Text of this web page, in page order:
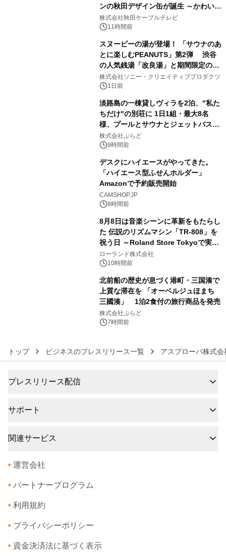
ンの秋田デザイン缶が誕生 ～かわいい
秋田犬の子犬と秋田の四季と名所を巡
るパッケージ～ 9月1日(火)秋田県内で
株式会社秋田ケーブルテレビ
11時間前
スヌーピーの湯が登場！ 「サウナのあ
とに楽しむPEANUTS」第2弾 渋谷
の人気銭湯「改良湯」と期間限定のコ
ラボレーション サウナイキタイコラ
ボグッズも発売決定！
株式会社ソニー・クリエイティブプロダクツ
1日前
淡路島の一棟貸しヴィラを2泊、"私た
ちだけ"の別荘に 1日1組・最大8名
様、プールとサウナとジェットバス付
きで Villa Mon Temps AWAJIの連泊
素泊りプラン
株式会社ぷらど
9時間前
デスクにハイエースがやってきた。
「ハイエース型ふせんホルダー」
Amazonで予約販売開始
CAMSHOP.JP
8時間前
8月8日は音楽シーンに革新をもたらし
た 伝説のリズムマシン「TR-808」を
祝う日 ～Roland Store Tokyoで実機
を展示しての 記念キャンペーンを開
催 英国ラジオ「NTS」の 特別プログ
アーティストを フィーチャーしたアニ
メーションを公開～
ローランド株式会社
10時間前
北前船の歴史が息づく港町・三国湊で
上質な滞在を 「オーベルジュほまち
三國湊」 1泊2食付の旅行商品を発売
株式会社ぷらど
7時間前
トップ ビジネスのプレスリリース一覧 アスプローバ株式会
プレスリリース配信
サポート
関連サービス
• 運営会社
• パートナープログラム
• 利用規約
• プライバシーポリシー
• 資金決済法に基づく表示